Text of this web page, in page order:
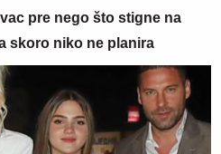
pre nego što stigne na
skoro niko ne planira